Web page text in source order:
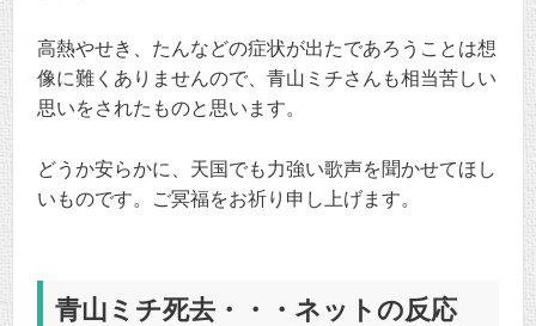
高熱やせき、たんなどの症状が出たであろうことは想
像に難くありませんので、青山ミチさんも相当苦しい
思いをされたものと思います。
どうか安らかに、天国でも力強い歌声を聞かせてほし
いものです。ご冥福をお祈り申し上げます。
青山ミチ死去・・・ネットの反応